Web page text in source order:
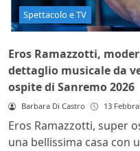
Spettacolo e TV
Eros Ramazzotti,
dettaglio musicale da
ospite di Sanremo 2026
Barbara Di Castro 13
Eros Ramazzotti, super
una bellissima casa con